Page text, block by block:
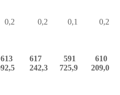
0,2 0,2 0,1 0,2
613
617
242,3
591
725,9
610
209,0